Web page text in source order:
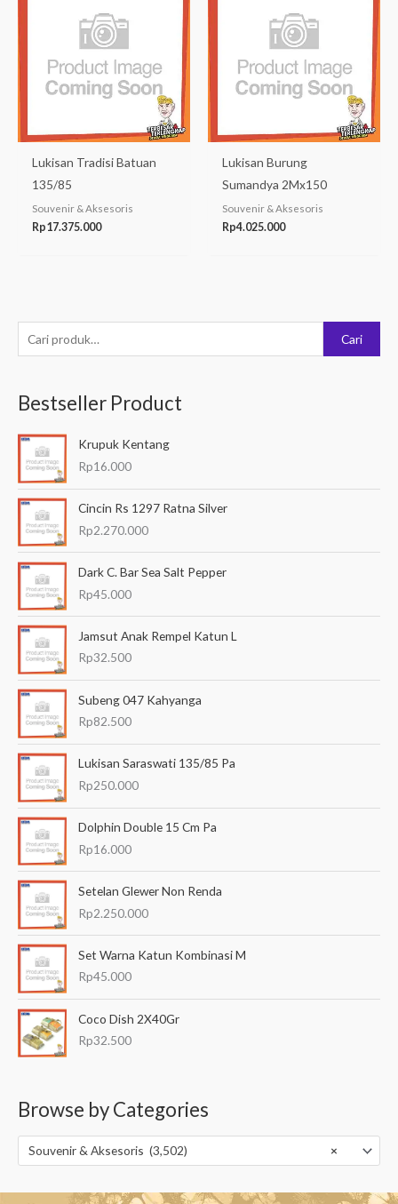
e
c
a
u
n
u
Cari
Bestseller Product
Krupuk Kentang
Rp16.000
Cincin Rs 1297 Ratna Silver
Rp2.270.000
Dark C. Bar Sea Salt Pepper
Rp45.000
Jamsut Anak Rempel Katun L
Rp32.500
Subeng 047 Kahyanga
Rp82.500
Lukisan Saraswati 135/85 Pa
Rp250.000
Dolphin Double 15 Cm Pa
Rp16.000
Setelan Glewer Non Renda
Rp2.250.000
Set Warna Katun Kombinasi M
Rp45.000
Coco Dish 2X40Gr
Rp32.500
Browse by Categories
×
Souvenir & Aksesoris (3,502)
Lukisan Tradisi Batuan
135/85
Souvenir & Aksesoris
Rp17.375.000
Lukisan Burung
Sumandya 2Mx150
Souvenir & Aksesoris
Rp4.025.000